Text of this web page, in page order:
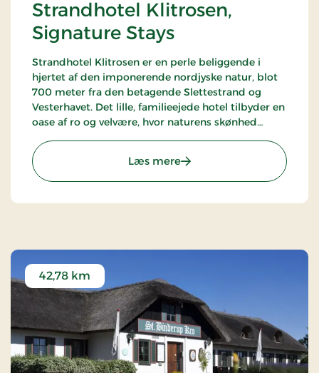
Strandhotel Klitrosen,
Signature Stays
Strandhotel Klitrosen er en perle beliggende i
hjertet af den imponerende nordjyske natur, blot
700 meter fra den betagende Slettestrand og
Vesterhavet. Det lille, familieejede hotel tilbyder en
oase af ro og velvære, hvor naturens skønhed
Læs mere: Strandhotel Klitrosen,
42,78 km